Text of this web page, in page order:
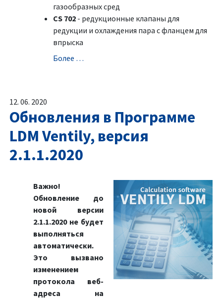
газообразных сред
CS 702 - редукционные клапаны для
редукции и охлаждения пара с фланцем для
впрыска
Болeе …
12. 06. 2020
Обновления в Программе
LDM Ventily, версия
2.1.1.2020
Важно!
Обновление до
новой версии
2.1.1.2020 не будет
выполняться
автоматически.
Это вызвано
изменением
протокола веб-
адреса на